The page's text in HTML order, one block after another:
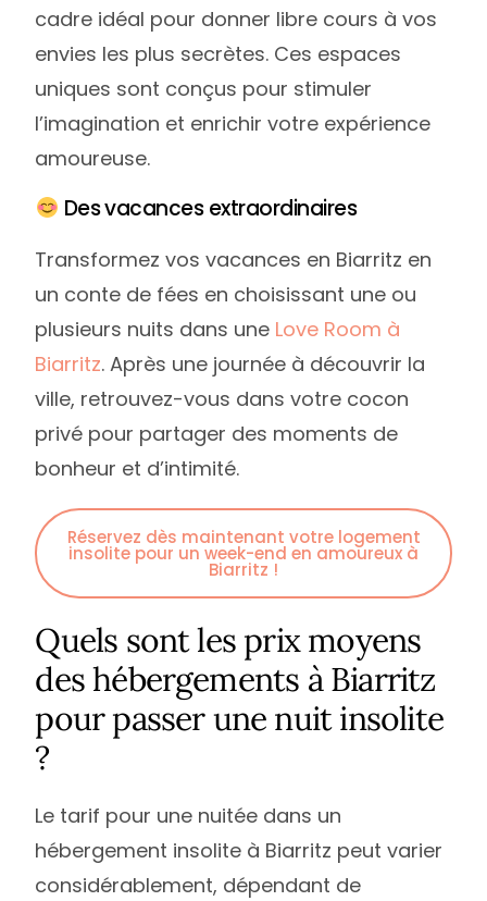
cadre idéal pour donner libre cours à vos
envies les plus secrètes. Ces espaces
uniques sont conçus pour stimuler
l’imagination et enrichir votre expérience
amoureuse.
Des vacances extraordinaires
Transformez vos vacances en Biarritz en
un conte de fées en choisissant une ou
plusieurs nuits dans une Love Room à
Biarritz. Après une journée à découvrir la
ville, retrouvez-vous dans votre cocon
privé pour partager des moments de
bonheur et d’intimité.
Réservez dès maintenant votre logement
insolite pour un week-end en amoureux à
Biarritz !
Quels sont les prix moyens
des hébergements à Biarritz
pour passer une nuit insolite
?
Le tarif pour une nuitée dans un
hébergement insolite à Biarritz peut varier
considérablement, dépendant de